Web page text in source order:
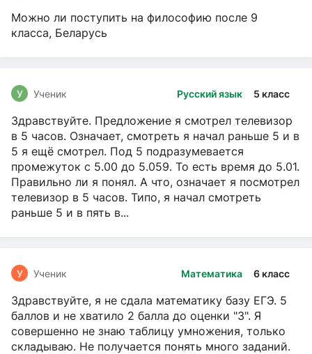
Можно ли поступить на философию после 9
класса, Беларусь
Русский язык 5 класс
У Ученик
Здравствуйте. Предложение я смотрел телевизор
в 5 часов. Означает, смотреть я начал раньше 5 и в
5 я ещё смотрел. Под 5 подразумевается
промежуток с 5.00 до 5.059. То есть время до 5.01.
Правильно ли я понял. А что, означает я посмотрел
телевизор в 5 часов. Типо, я начал смотреть
раньше 5 и в пять в...
Математика 6 класс
У Ученик
Здравствуйте, я не сдала математику базу ЕГЭ. 5
баллов и не хватило 2 балла до оценки "3". Я
совершенно не знаю таблицу умножения, только
складываю. Не получается понять много заданий.